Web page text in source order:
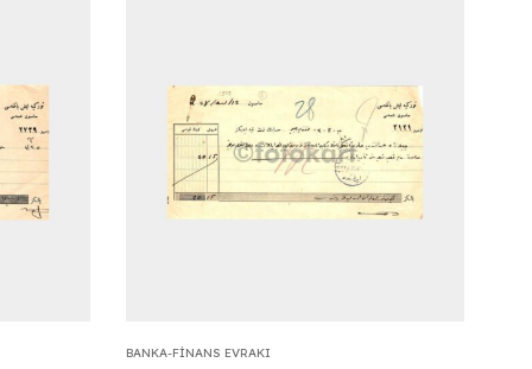
BANKA-FINANS EVRAKI